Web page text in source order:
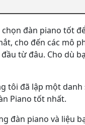
đàn piano tốt
cho đến các mô
từ đâu. Cho dù
tôi đã lập một
Piano tốt nhất.
đàn piano và liệu